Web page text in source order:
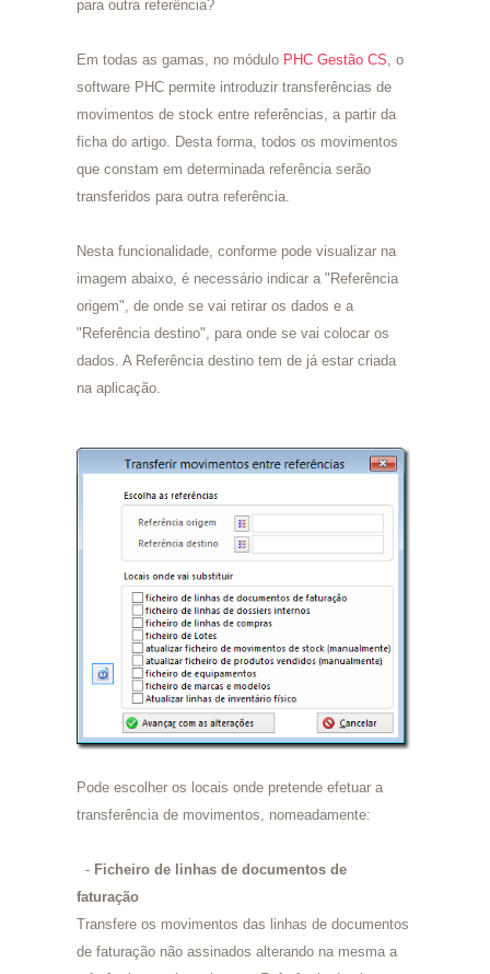
para outra referência?
Em todas as gamas, no módulo PHC Gestão CS, o
software PHC permite introduzir transferências de
movimentos de stock entre referências, a partir da
ficha do artigo. Desta forma, todos os movimentos
que constam em determinada referência serão
transferidos para outra referência.
Nesta funcionalidade, conforme pode visualizar na
imagem abaixo, é necessário indicar a "Referência
origem", de onde se vai retirar os dados e a
"Referência destino", para onde se vai colocar os
dados. A Referência destino tem de já estar criada
na aplicação.
Pode escolher os locais onde pretende efetuar a
transferência de movimentos, nomeadamente:
- Ficheiro de linhas de documentos de
faturação
Transfere os movimentos das linhas de documentos
de faturação não assinados alterando na mesma a